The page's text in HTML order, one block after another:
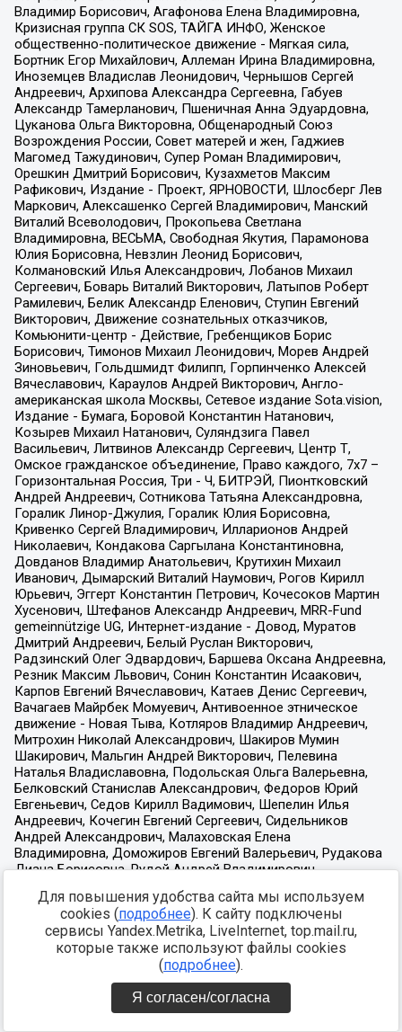
Для повышения удобства сайта мы используем
cookies (подробнее). К сайту подключены
сервисы Yandex.Metrika, LiveInternet, top.mail.ru,
которые также используют файлы cookies
(подробнее).
Я согласен/согласна